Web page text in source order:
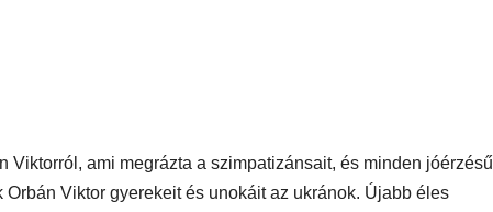
Viktorról, ami megrázta a szimpatizánsait, és minden jóérzésű
Viktor gyerekeit és unokáit az ukránok. Újabb éles